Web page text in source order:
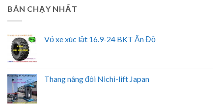
BÁN CHẠY NHẤT
Vỏ xe xúc lật 16.9-24 BKT Ấn Độ
Thang nâng đôi Nichi-lift Japan